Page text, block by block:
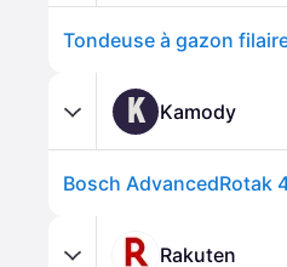
K Kamody
Bosch AdvancedRotak
Rakuten